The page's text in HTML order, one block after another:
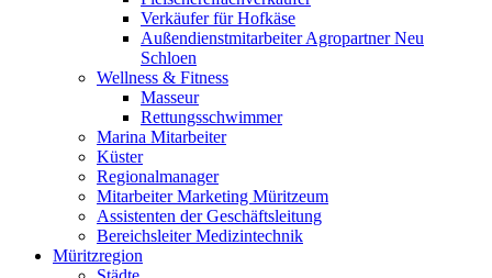
Verkäufer für Hofkäse
Außendienstmitarbeiter Agropartner Neu
Schloen
Wellness & Fitness
Masseur
Rettungsschwimmer
Marina Mitarbeiter
Küster
Regionalmanager
Mitarbeiter Marketing Müritzeum
Assistenten der Geschäftsleitung
Bereichsleiter Medizintechnik
Müritzregion